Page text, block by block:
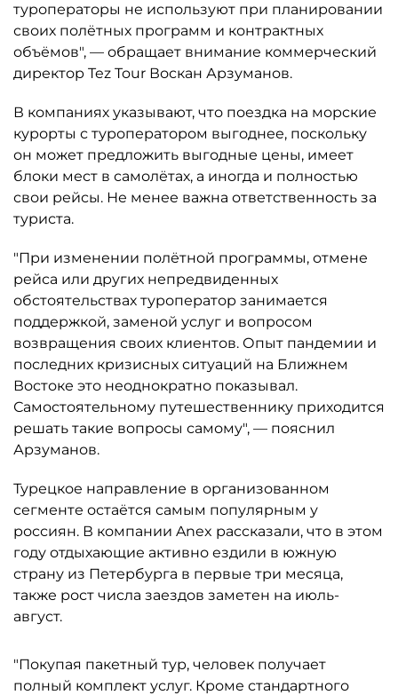
туроператоры не используют при планировании
своих полётных программ и контрактных
объёмов", — обращает внимание коммерческий
директор Tez Tour Воскан Арзуманов.
В компаниях указывают, что поездка на морские
курорты с туроператором выгоднее, поскольку
он может предложить выгодные цены, имеет
блоки мест в самолётах, а иногда и полностью
свои рейсы. Не менее важна ответственность за
туриста.
"При изменении полётной программы, отмене
рейса или других непредвиденных
обстоятельствах туроператор занимается
поддержкой, заменой услуг и вопросом
возвращения своих клиентов. Опыт пандемии и
последних кризисных ситуаций на Ближнем
Востоке это неоднократно показывал.
Самостоятельному путешественнику приходится
решать такие вопросы самому", — пояснил
Арзуманов.
Турецкое направление в организованном
сегменте остаётся самым популярным у
россиян. В компании Anex рассказали, что в этом
году отдыхающие активно ездили в южную
страну из Петербурга в первые три месяца,
также рост числа заездов заметен на июль-
август.
"Покупая пакетный тур, человек получает
полный комплект услуг. Кроме стандартного